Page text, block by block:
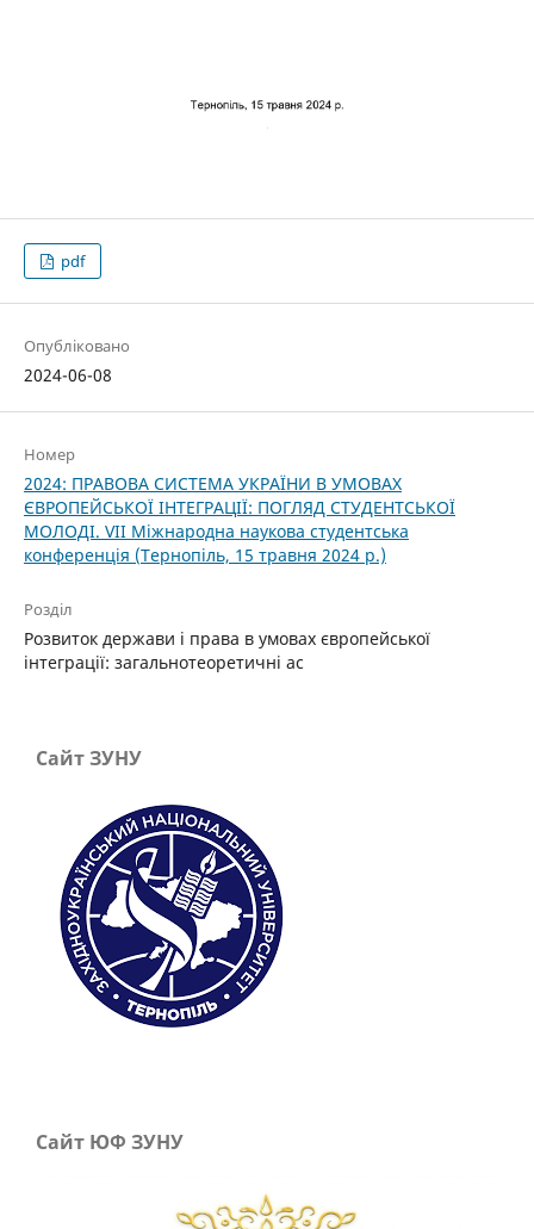
pdf
Опубліковано
2024-06-08
Номер
2024: ПРАВОВА СИСТЕМА УКРАЇНИ В УМОВАХ
ЄВРОПЕЙСЬКОЇ ІНТЕГРАЦІЇ: ПОГЛЯД СТУДЕНТСЬКОЇ
МОЛОДІ. VІІ Міжнародна наукова студентська
конференція (Тернопіль, 15 травня 2024 р.)
Розділ
Розвиток держави і права в умовах європейської
інтеграції: загальнотеоретичні ас
Сайт ЗУНУ
Сайт ЮФ ЗУНУ